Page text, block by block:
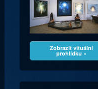
Zobrazit vituální
prohlídku »